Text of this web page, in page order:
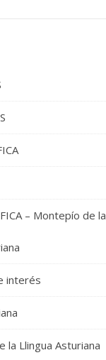
– Montepío de la
interés
la Llingua Asturiana